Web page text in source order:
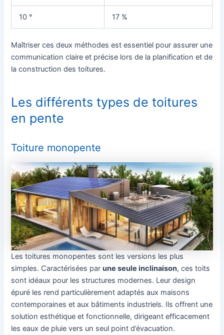
10 ° 17 %
Maîtriser ces deux méthodes est essentiel pour assurer une
communication claire et précise lors de la planification et de
la construction des toitures.
Les différents types de toitures
en pente
Toiture monopente
Les toitures monopentes sont les versions les plus
simples. Caractérisées parune seule inclinaison, ces toits
sont idéaux pour les structures modernes. Leur design
épuré les rend particulièrement adaptés aux maisons
contemporaines et aux bâtiments industriels. Ils offrent une
solution esthétique et fonctionnelle, dirigeant efficacement
les eaux de pluie vers un seul point d’évacuation.